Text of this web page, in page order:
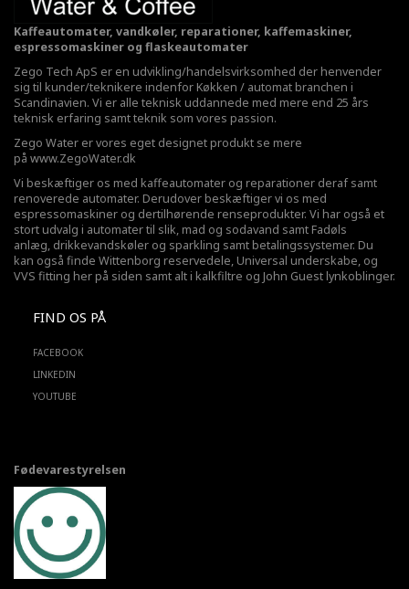
Kaffeautomater, vandkøler, reparationer, kaffemaskiner,
espressomaskiner og flaskeautomater
Zego Tech ApS er en udvikling/handelsvirksomhed der henvender
sig til kunder/teknikere indenfor Køkken / automat branchen i
Scandinavien. Vi er alle teknisk uddannede med mere end 25 års
teknisk erfaring samt teknik som vores passion.
Zego Water er vores eget designet produkt se mere
på www.ZegoWater.dk
Vi beskæftiger os med kaffeautomater og reparationer deraf samt
renoverede automater. Derudover beskæftiger vi os med
espressomaskiner og dertilhørende renseprodukter. Vi har også et
stort udvalg i automater til slik, mad og sodavand samt Fadøls
anlæg, drikkevandskøler og sparkling samt betalingssystemer. Du
kan også finde Wittenborg reservedele, Universal underskabe, og
VVS fitting her på siden samt alt i kalkfiltre og John Guest lynkoblinger.
FIND OS PÅ
FACEBOOK
LINKEDIN
YOUTUBE
Fødevarestyrelsen